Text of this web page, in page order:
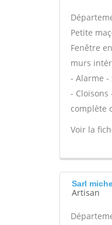
Petite
Fenêtre
murs
- Alarme -
-
complète
Voir la
Sarl
Artisan